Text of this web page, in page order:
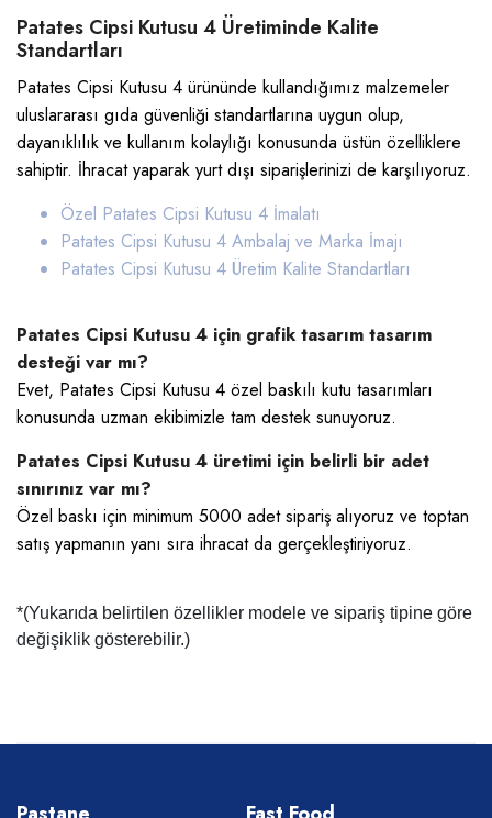
Patates Cipsi Kutusu 4 Üretiminde Kalite
Standartları
Patates Cipsi Kutusu 4 ürününde kullandığımız malzemeler
uluslararası gıda güvenliği standartlarına uygun olup,
dayanıklılık ve kullanım kolaylığı konusunda üstün özelliklere
sahiptir. İhracat yaparak yurt dışı siparişlerinizi de karşılıyoruz.
Özel Patates Cipsi Kutusu 4 İmalatı
Patates Cipsi Kutusu 4 Ambalaj ve Marka İmajı
Patates Cipsi Kutusu 4 Üretim Kalite Standartları
Patates Cipsi Kutusu 4 için grafik tasarım tasarım
desteği var mı?
Evet, Patates Cipsi Kutusu 4 özel baskılı kutu tasarımları
konusunda uzman ekibimizle tam destek sunuyoruz.
Patates Cipsi Kutusu 4 üretimi için belirli bir adet
sınırınız var mı?
Özel baskı için minimum 5000 adet sipariş alıyoruz ve toptan
satış yapmanın yanı sıra ihracat da gerçekleştiriyoruz.
*(Yukarıda belirtilen özellikler modele ve sipariş tipine göre
değişiklik gösterebilir.)